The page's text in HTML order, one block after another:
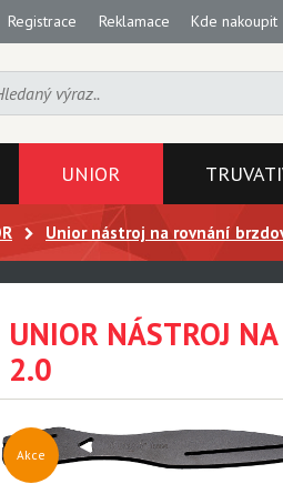
Registrace Reklamace Kde nakoupit
UNIOR
Unior nástroj na rovnání
UNIOR NÁSTROJ
2.0
Akce